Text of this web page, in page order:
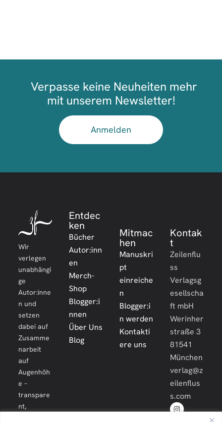
Verpasse keine Neuheiten mehr
mit unserem Newsletter!
Anmelden
Wir
verlegen
unabhängi
ge
Autor:inne
n und
setzen
dabei auf
Zusamme
narbeit
auf
Augenhöh
e –
transpare
nt,
Entdec
ken
Bücher
Autor:inn
en
Merch-
Shop
Blogger:i
nnen
Über Uns
Blog
Mitmac
hen
Manuskri
pt
einreiche
n
Blogger:i
n werden
Kontakti
ere uns
Kontak
t
Zeilenflu
ss
Verlagsg
esellscha
ft mbH
Werinher
straße 3
81541
München
verlag@z
eilenflus
s.com